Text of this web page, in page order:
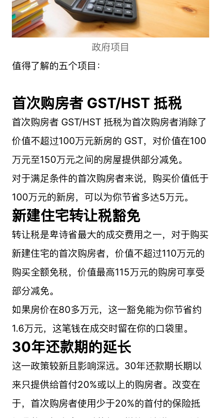
政府项目
值得了解的五个项目：
首次购房者 GST/HST 抵税
首次购房者 GST/HST 抵税为首次购房者消除了
价值不超过100万元新房的 GST，对价值在100
万元至150万元之间的房屋提供部分减免。
对于满足条件的首次购房者来说，购买价值低于
100万元的新房，可以为你节省多达5万元。
新建住宅转让税豁免
转让税是卑诗省最大的成交费用之一，对于购买
新建住宅的首次购房者，价值不超过110万元的
购买全额免税，价值最高115万元的购房可享受
部分减免。
如果房价在80多万元，这一豁免能为你节省约
1.6万元，这笔钱在成交时留在你的口袋里。
30年还款期的延长
这一政策较新且影响深远。30年还款期长期以
来只提供给首付20%或以上的购房者。改变在
于，首次购房者使用少于20%的首付的保险抵